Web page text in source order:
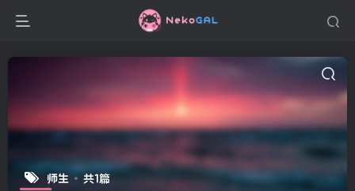
师生 共1篇